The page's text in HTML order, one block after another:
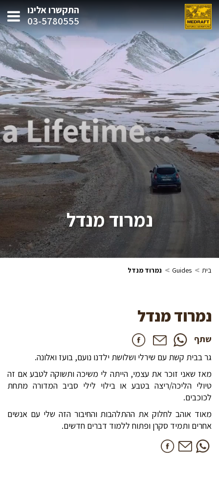
התקשרו אלינו
03-5780555
נמרוד מנדל
בית >
Guides
> נמרוד מנדל
נמרוד מנדל
שתף
גר בבית קשת עם שירלי ושלושת ילדנו נועם, בועז ואלונה.
מאז שאני זוכר את עצמי, הייתה לי משיכה ותשוקה לטבע אם זה
טיולי הליכה/ריצה בטבע או בילוי לילי סביב המדורה מתחת
לכוכבים.
מאוד אוהב לחלוק את ההתלהבות והחיבור הזה שלי עם אנשים
אחרים ותמיד סקרן ופתוח ללמוד דברים חדשים.